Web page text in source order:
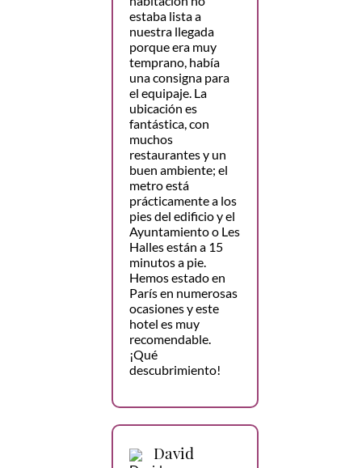
estaba lista a
nuestra llegada
porque era muy
temprano, había
una consigna para
el equipaje. La
ubicación es
fantástica, con
muchos
restaurantes y un
buen ambiente; el
metro está
prácticamente a los
pies del edificio y el
Ayuntamiento o Les
Halles están a 15
minutos a pie.
Hemos estado en
París en numerosas
ocasiones y este
hotel es muy
recomendable.
¡Qué
descubrimiento!
David